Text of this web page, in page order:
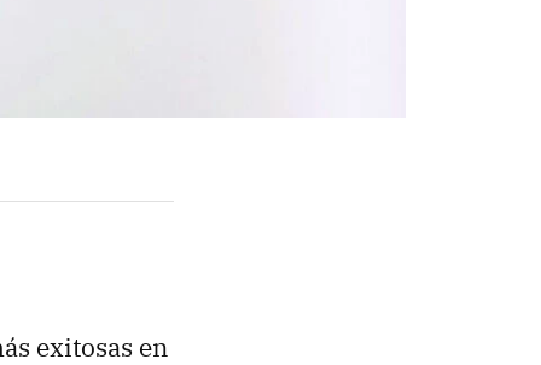
exitosas en